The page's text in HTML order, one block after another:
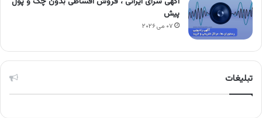
پیش
۰۷ می ۲۰۲۶
تبلیغات